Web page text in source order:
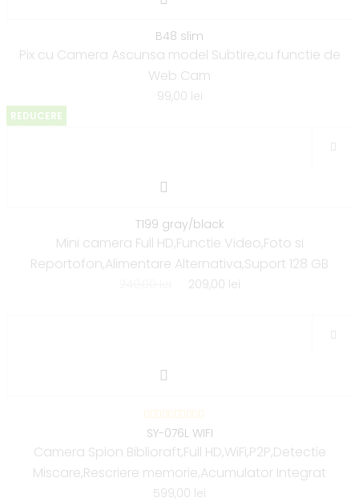
B48 slim
Pix cu Camera Ascunsa model Subtire,cu functie de
Web Cam
99,00 lei
REDUCERE
T199 gray/black
Mini camera Full HD,Functie Video,Foto si
Reportofon,Alimentare Alternativa,Suport 128 GB
209,00 lei
SY-076L WIFI
Camera Spion Biblioraft,Full HD,WiFi,P2P,Detectie
Miscare,Rescriere memorie,Acumulator Integrat
599,00 lei